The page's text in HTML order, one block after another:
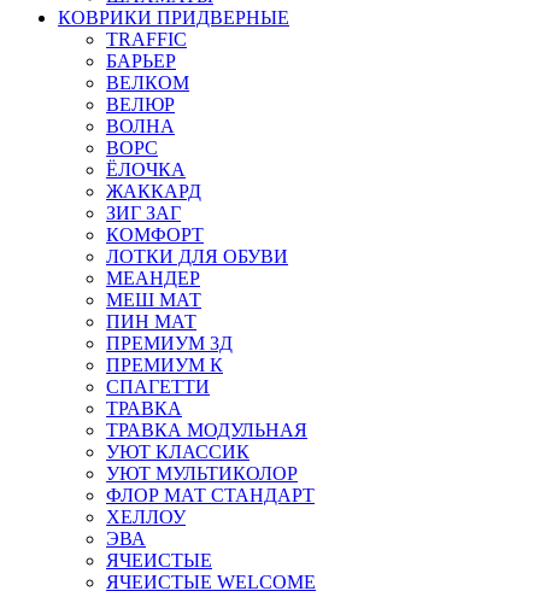
КОВРИКИ ПРИДВЕРНЫЕ
TRAFFIC
БАРЬЕР
ВЕЛКОМ
ВЕЛЮР
ВОЛНА
ВОРС
ЁЛОЧКА
ЖАККАРД
ЗИГ ЗАГ
КОМФОРТ
ЛОТКИ ДЛЯ ОБУВИ
МЕАНДЕР
МЕШ МАТ
ПИН МАТ
ПРЕМИУМ 3Д
ПРЕМИУМ К
СПАГЕТТИ
ТРАВКА
ТРАВКА МОДУЛЬНАЯ
УЮТ КЛАССИК
УЮТ МУЛЬТИКОЛОР
ФЛОР МАТ СТАНДАРТ
ХЕЛЛОУ
ЭВА
ЯЧЕИСТЫЕ
ЯЧЕИСТЫЕ WELCOME